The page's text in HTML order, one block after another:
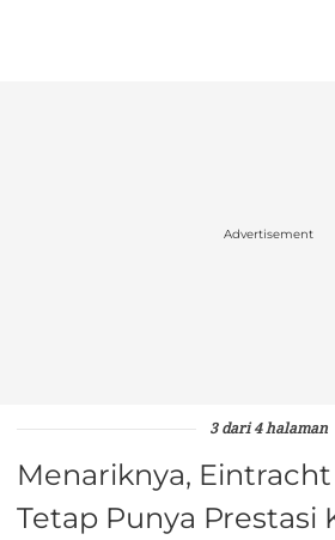
Advertisement
3 dari 4 halaman
Menariknya,
Tetap Punya Prestasi